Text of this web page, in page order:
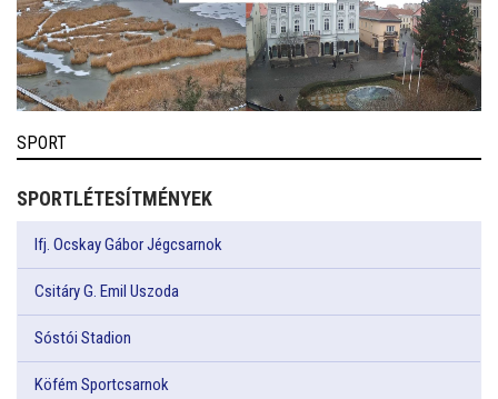
SPORT
SPORTLÉTESÍTMÉNYEK
Ifj. Ocskay Gábor Jégcsarnok
Csitáry G. Emil Uszoda
Sóstói Stadion
Köfém Sportcsarnok